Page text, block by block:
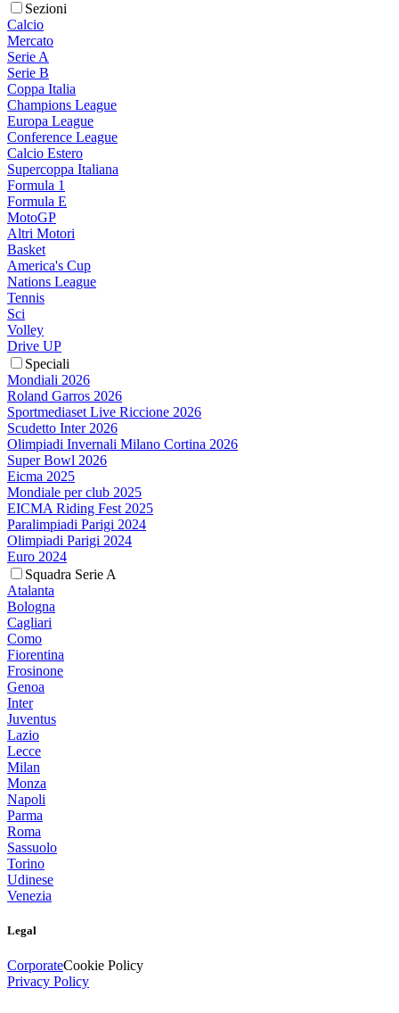
Sezioni
Calcio
Mercato
Serie A
Serie B
Coppa Italia
Champions League
Europa League
Conference League
Calcio Estero
Supercoppa Italiana
Formula 1
Formula E
MotoGP
Altri Motori
Basket
America's Cup
Nations League
Tennis
Sci
Volley
Drive UP
Speciali
Mondiali 2026
Roland Garros 2026
Sportmediaset Live Riccione 2026
Scudetto Inter 2026
Olimpiadi Invernali Milano Cortina 2026
Super Bowl 2026
Eicma 2025
Mondiale per club 2025
EICMA Riding Fest 2025
Paralimpiadi Parigi 2024
Olimpiadi Parigi 2024
Euro 2024
Squadra Serie A
Atalanta
Bologna
Cagliari
Como
Fiorentina
Frosinone
Genoa
Inter
Juventus
Lazio
Lecce
Milan
Monza
Napoli
Parma
Roma
Sassuolo
Torino
Udinese
Venezia
Legal
CorporateCookie Policy
Privacy Policy